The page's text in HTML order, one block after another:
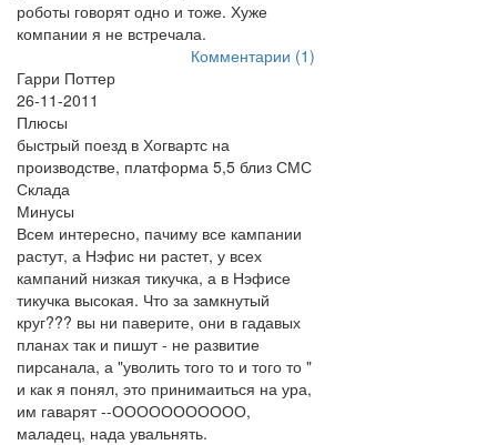
роботы говорят одно и тоже. Хуже
компании я не встречала.
Комментарии (1)
Гарри Поттер
26-11-2011
Плюсы
быстрый поезд в Хогвартс на
производстве, платформа 5,5 близ СМС
Склада
Минусы
Всем интересно, пачиму все кампании
растут, а Нэфис ни растет, у всех
кампаний низкая тикучка, а в Нэфисе
тикучка высокая. Что за замкнутый
круг??? вы ни паверите, они в гадавых
планах так и пишут - не развитие
пирсанала, а "уволить того то и того то "
и как я понял, это принимаиться на ура,
им гаварят --ООООООООООО,
маладец, нада увальнять.